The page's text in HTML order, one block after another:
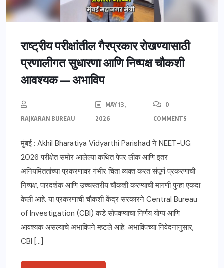
राष्ट्रीय परीक्षांतील गैरप्रकार रोखण्यासाठी
प्रणालीगत सुधारणा आणि निष्पक्ष चौकशी
आवश्यक — अभाविप
RAJKARAN BUREAU
MAY 13,
2026
0
COMMENTS
मुंबई : Akhil Bharatiya Vidyarthi Parishad ने NEET-UG
2026 परीक्षेत समोर आलेल्या कथित पेपर लीक आणि इतर
अनियमिततांच्या प्रकरणावर गंभीर चिंता व्यक्त करत संपूर्ण प्रकरणाची
निष्पक्ष, पारदर्शक आणि उच्चस्तरीय चौकशी करण्याची मागणी पुन्हा एकदा
केली आहे. या प्रकरणाची चौकशी केंद्र सरकारने Central Bureau
of Investigation (CBI) कडे सोपवण्याचा निर्णय योग्य आणि
आवश्यक असल्याचे अभाविपने म्हटले आहे. अभाविपच्या निवेदनानुसार,
CBI […]